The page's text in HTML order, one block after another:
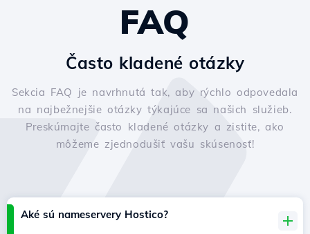
FAQ
Často kladené otázky
Sekcia FAQ je navrhnutá tak, aby rýchlo odpovedala
na najbežnejšie otázky týkajúce sa našich služieb.
Preskúmajte často kladené otázky a zistite, ako
môžeme zjednodušiť vašu skúsenosť!
Aké sú nameservery Hostico?